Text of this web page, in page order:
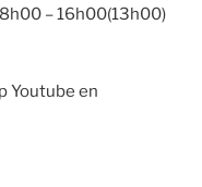
– 16h00(13h00)
Youtube en